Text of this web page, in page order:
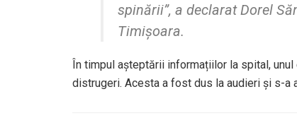
spinării”, a declarat Dorel
Timișoara.
În timpul așteptării informațiilor la spital,
distrugeri. Acesta a fost dus la audieri și s-a